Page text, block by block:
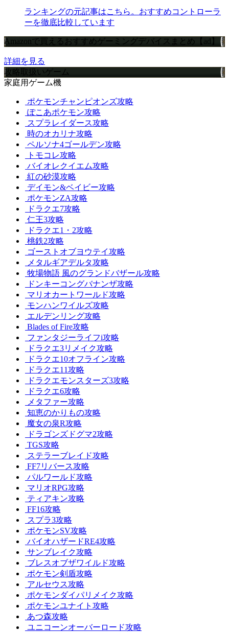
ランキングの元記事はこちら。おすすめコントローラ
ーを徹底比較しています
Amazonで買えるおすすめゲーミングデバイスまとめ【ad】
詳細を見る
攻略取扱いゲーム
家庭用ゲーム機
ポケモンチャンピオンズ攻略
ぽこあポケモン攻略
スプラレイダース攻略
時のオカリナ攻略
ペルソナ4ゴールデン攻略
トモコレ攻略
バイオレクイエム攻略
紅の砂漠攻略
デイモン&ベイビー攻略
ポケモンZA攻略
ドラクエ7攻略
仁王3攻略
ドラクエ1・2攻略
桃鉄2攻略
ゴーストオブヨウテイ攻略
メタルギアデルタ攻略
牧場物語 風のグランドバザール攻略
ドンキーコングバナンザ攻略
マリオカートワールド攻略
モンハンワイルズ攻略
エルデンリング攻略
Blades of Fire攻略
ファンタジーライフi攻略
ドラクエ3リメイク攻略
ドラクエ10オフライン攻略
ドラクエ11攻略
ドラクエモンスターズ3攻略
ドラクエ6攻略
メタファー攻略
知恵のかりもの攻略
魔女の泉R攻略
ドラゴンズドグマ2攻略
TGS攻略
ステラーブレイド攻略
FF7リバース攻略
パルワールド攻略
マリオRPG攻略
ティアキン攻略
FF16攻略
スプラ3攻略
ポケモンSV攻略
バイオハザードRE4攻略
サンブレイク攻略
ブレスオブザワイルド攻略
ポケモン剣盾攻略
アルセウス攻略
ポケモンダイパリメイク攻略
ポケモンユナイト攻略
あつ森攻略
ユニコーンオーバーロード攻略